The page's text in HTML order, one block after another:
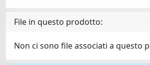
File in questo prodotto:
Non ci sono file associati a questo